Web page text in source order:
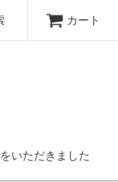
カート
いただきました